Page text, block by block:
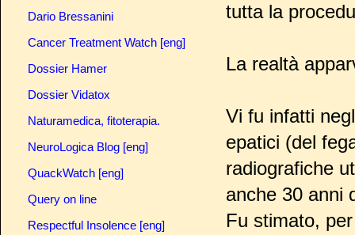
tutta la
La realtà
Vi fu infatti
epatici (del
radiografiche
anche 30 anni
Fu stimato,
Dario Bressanini
Cancer Treatment Watch [eng]
Dossier Hamer
Dossier Vidatox
Naturamedica, fitoterapia.
NeuroLogica Blog [eng]
QuackWatch [eng]
Query on line
Respectful Insolence [eng]